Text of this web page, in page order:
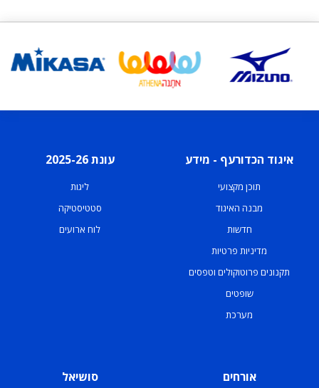
איגוד הכדורעף - מידע
תוכן מקצועי
מבנה האיגוד
חדשות
מדיניות פרטיות
תקנונים פרוטוקולים וטפסים
שופטים
מערכת
עונת 2025-26
ליגות
סטטיסטיקה
לוח ארועים
אורחים סושיאל